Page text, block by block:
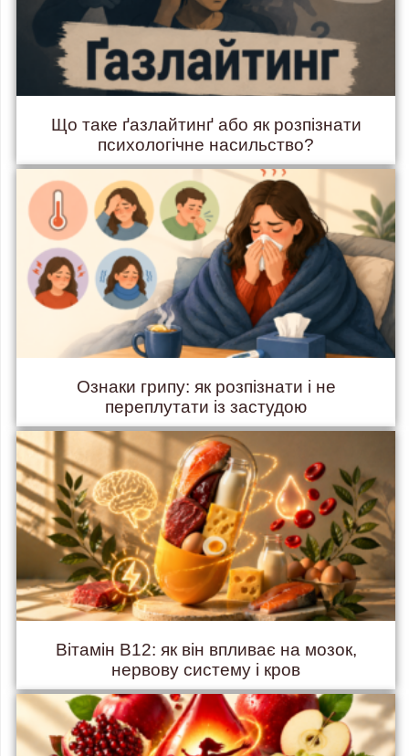
Що таке ґазлайтинґ або як розпізнати
психологічне насильство?
Ознаки грипу: як розпізнати і не
переплутати із застудою
Вітамін B12: як він впливає на мозок,
нервову систему і кров